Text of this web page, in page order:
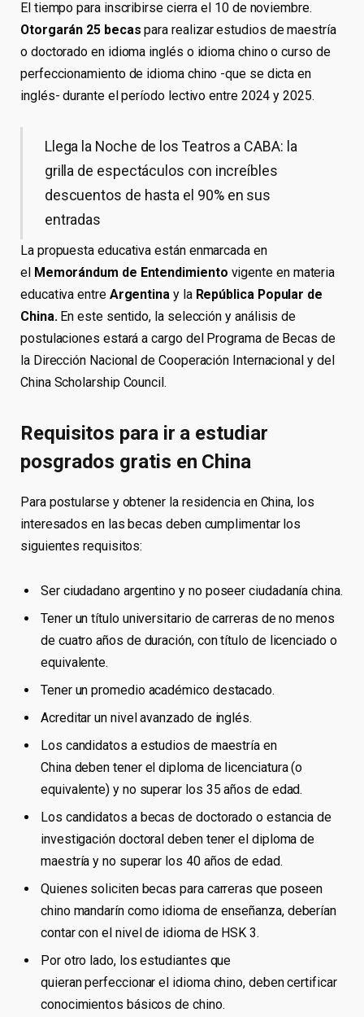
El tiempo para inscribirse cierra el 10 de noviembre.
Otorgarán 25 becas para realizar estudios de maestría
o doctorado en idioma inglés o idioma chino o curso de
perfeccionamiento de idioma chino -que se dicta en
inglés- durante el período lectivo entre 2024 y 2025.
Llega la Noche de los Teatros a CABA: la
grilla de espectáculos con increíbles
descuentos de hasta el 90% en sus
entradas
La propuesta educativa están enmarcada en
elMemorándum de Entendimiento vigente en materia
educativa entre Argentina y laRepública Popular de
China. En este sentido, la selección y análisis de
postulaciones estará a cargo del Programa de Becas de
la Dirección Nacional de Cooperación Internacional y del
China Scholarship Council.
Requisitos para ir a estudiar
posgrados gratis en China
Para postularse y obtener la residencia en China, los
interesados en las becas deben cumplimentar los
siguientes requisitos:
Ser ciudadano argentino y no poseer ciudadanía china.
Tener un título universitario de carreras de no menos
de cuatro años de duración, con título de licenciado o
equivalente.
Tener un promedio académico destacado.
Acreditar un nivel avanzado de inglés.
Los candidatos a estudios de maestría en
China deben tener el diploma de licenciatura (o
equivalente) y no superar los 35 años de edad.
Los candidatos a becas de doctorado o estancia de
investigación doctoral deben tener el diploma de
maestría y no superar los 40 años de edad.
Quienes soliciten becas para carreras que poseen
chino mandarín como idioma de enseñanza, deberían
contar con el nivel de idioma de HSK 3.
Por otro lado, los estudiantes que
quieran perfeccionar el idioma chino, deben certificar
conocimientos básicos de chino.